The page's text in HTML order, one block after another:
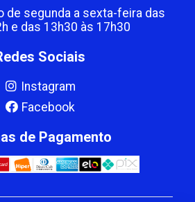
de segunda a sexta-feira das
e das 13h30 às 17h30
Sociais
Instagram
Facebook
de Pagamento